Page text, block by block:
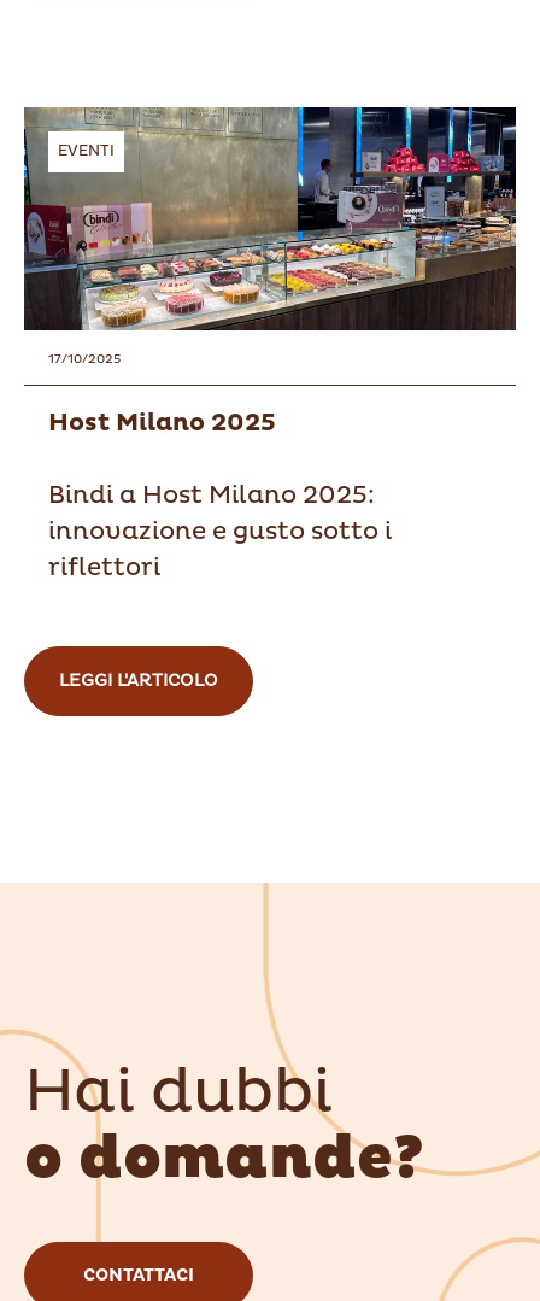
EVENTI
17/10/2025
Host Milano 2025
Bindi a Host Milano 2025:
innovazione e gusto sotto i
riflettori
LEGGI L'ARTICOLO
Hai dubbi
o domande?
CONTATTACI